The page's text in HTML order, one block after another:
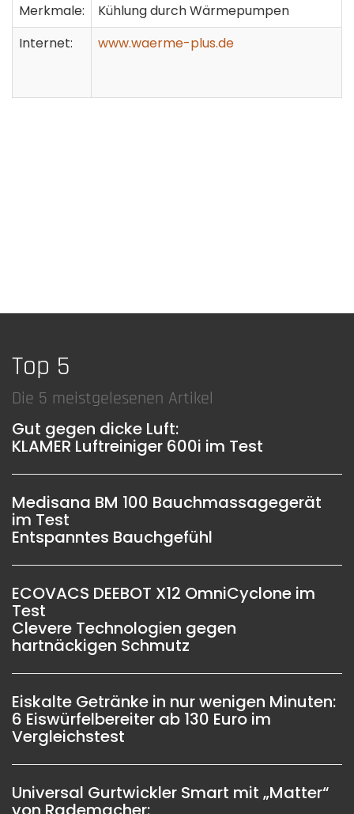
Merkmale:
Kühlung durch Wärmepumpen
Internet:
www.waerme-plus.de
Top 5
Die 5 meistgelesenen Artikel
Gut gegen dicke Luft:
KLAMER Luftreiniger 600i im Test
Medisana BM 100 Bauchmassagegerät
im Test
Entspanntes Bauchgefühl
ECOVACS DEEBOT X12 OmniCyclone im
Test
Clevere Technologien gegen
hartnäckigen Schmutz
Eiskalte Getränke in nur wenigen Minuten:
6 Eiswürfelbereiter ab 130 Euro im
Vergleichstest
Universal Gurtwickler Smart mit „Matter“